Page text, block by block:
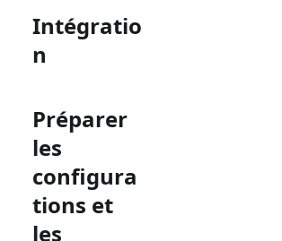
Intégratio
n
Préparer
les
configura
tions et
les